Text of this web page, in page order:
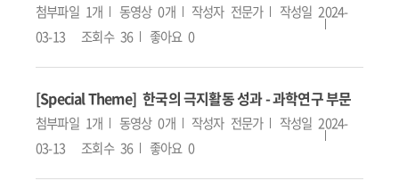
첨부파일 1개 동영상 0개 작성자 전문가 작성일 2024-
03-13
조회수 36 좋아요 0
[Special Theme] 한국의 극지활동 성과 - 과학연구 부문
첨부파일 1개 동영상 0개 작성자 전문가 작성일 2024-
03-13
조회수 36 좋아요 0